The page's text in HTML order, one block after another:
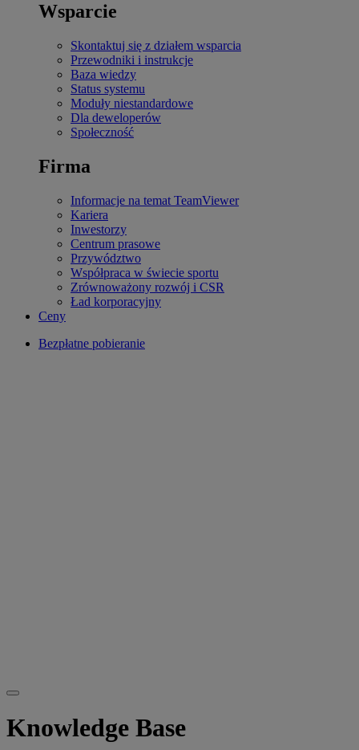
Wsparcie
Skontaktuj się z działem wsparcia
Przewodniki i instrukcje
Baza wiedzy
Status systemu
Moduły niestandardowe
Dla deweloperów
Społeczność
Firma
Informacje na temat TeamViewer
Kariera
Inwestorzy
Centrum prasowe
Przywództwo
Współpraca w świecie sportu
Zrównoważony rozwój i CSR
Ład korporacyjny
Ceny
Bezpłatne pobieranie
Knowledge Base